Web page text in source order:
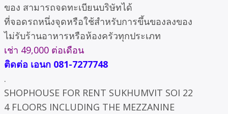
ของ สามารถจดทะเบียนบริษัทได้
ที่จอดรถหนึ่งจุดหรือใช้สำหรับการขึ้นของลงของ
ไม่รับร้านอาหารหรือห้องครัวทุกประเภท
เช่า 49,000 ต่อเดือน
ติดต่อ เอนก 081-7277748
.
SHOPHOUSE FOR RENT SUKHUMVIT SOI 22
4 FLOORS INCLUDING THE MEZZANINE